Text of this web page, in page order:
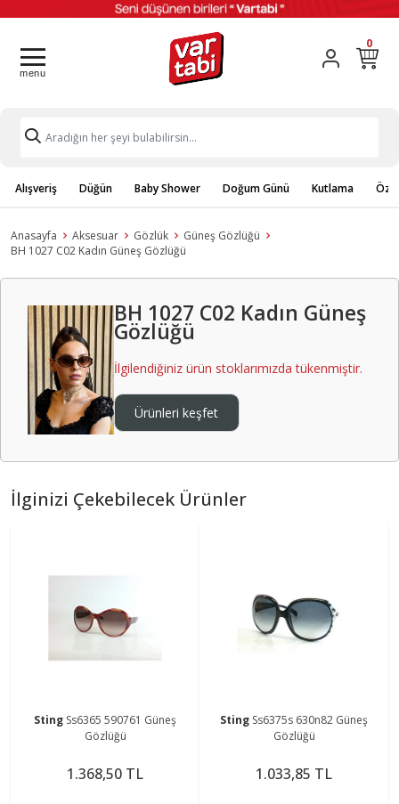
0
Alışveriş Düğün Baby Shower Doğum Günü Kutlama
Anasayfa Aksesuar Gözlük
Güneş Gözlüğü
BH 1027 C02 Kadın Güneş Gözlüğü
BH 1027 C02 Kadın Güneş
Gözlüğü
İlgilendiğiniz ürün stoklarımızda tükenmiştir.
Ürünleri keşfet
İlginizi Çekebilecek Ürünler
Sting Ss6365 590761 Güneş
Gözlüğü
1.368,50 TL
Sting Ss6375s 630n82 Güneş
Gözlüğü
1.033,85 TL